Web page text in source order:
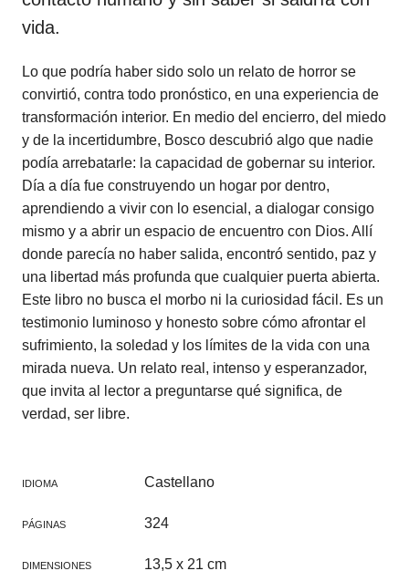
vida.
Lo que podría haber sido solo un relato de horror se
convirtió, contra todo pronóstico, en una experiencia de
transformación interior. En medio del encierro, del miedo
y de la incertidumbre, Bosco descubrió algo que nadie
podía arrebatarle: la capacidad de gobernar su interior.
Día a día fue construyendo un hogar por dentro,
aprendiendo a vivir con lo esencial, a dialogar consigo
mismo y a abrir un espacio de encuentro con Dios. Allí
donde parecía no haber salida, encontró sentido, paz y
una libertad más profunda que cualquier puerta abierta.
Este libro no busca el morbo ni la curiosidad fácil. Es un
testimonio luminoso y honesto sobre cómo afrontar el
sufrimiento, la soledad y los límites de la vida con una
mirada nueva. Un relato real, intenso y esperanzador,
que invita al lector a preguntarse qué significa, de
verdad, ser libre.
IDIOMA Castellano
PÁGINAS 324
DIMENSIONES 13,5 x 21 cm